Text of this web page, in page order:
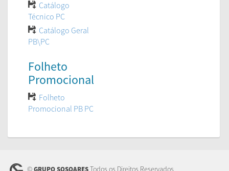
Catálogo
Técnico PC
Catálogo Geral
PB\PC
Folheto
Promocional
Folheto
Promocional PB PC